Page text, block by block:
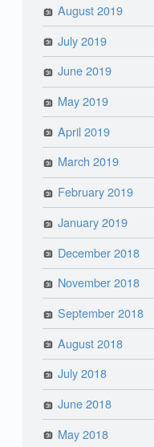
August 2019
July 2019
June 2019
May 2019
April 2019
March 2019
February 2019
January 2019
December 2018
November 2018
September 2018
August 2018
July 2018
June 2018
May 2018